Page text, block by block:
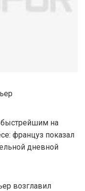
быстрейшим на
француз показал
дневной
возглавил